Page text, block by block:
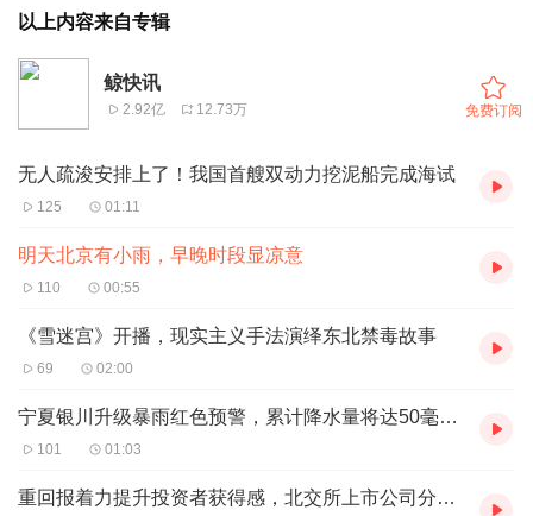
气象专家介绍，明天下午有一长溜主雨带自西向东影响北
京，降雨最明显时段预计为18时至22时。明天半夜前后雨
势减小，后天凌晨彻底雨停，预计不影响后天早高峰。
气温方面，明天气温和今天差不多，早出晚归建议穿长袖或
配件外套。
以上内容来自专辑
鲸快讯
2.92亿 12.73万 免费订阅
无人疏浚安排上了！我国首艘双动力挖泥船完成海试
125 01:11
明天北京有小雨，早晚时段显凉意
110 00:55
《雪迷宫》开播，现实主义手法演绎东北禁毒故事
69 02:00
宁夏银川升级暴雨红色预警，累计降水量将达50毫米以上
101 01:03
重回报着力提升投资者获得感，北交所上市公司分红意识强